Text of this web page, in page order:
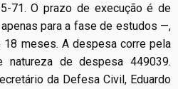
71. O prazo de execução é de
para a fase de estudos —,
18 meses. A despesa corre pela
de despesa 449039.
da Defesa Civil, Eduardo